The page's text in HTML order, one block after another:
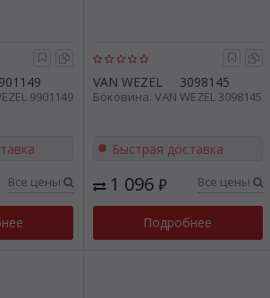
9901149
Все цены
VAN WEZEL 3098145
Боковина. VAN WEZEL 3098145
Быстрая доставка
1 096₽ Все цены
Подробнее